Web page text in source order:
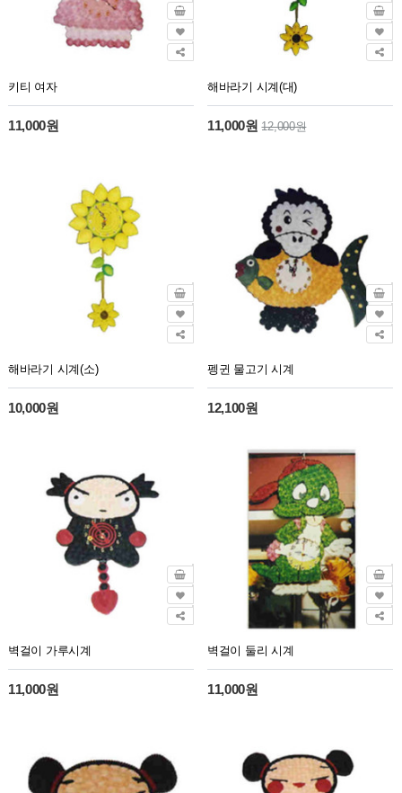
키티 여자
11,000원
해바라기 시계(대)
11,000원12,000원
해바라기 시계(소)
10,000원
펭귄 물고기 시계
12,100원
벽걸이 가루시계
11,000원
벽걸이 둘리 시계
11,000원